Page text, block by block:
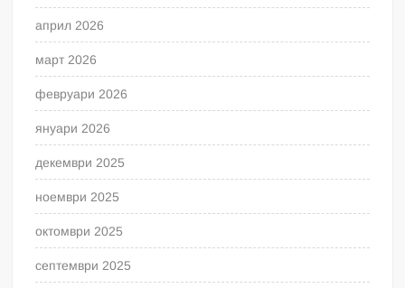
април 2026
март 2026
февруари 2026
януари 2026
декември 2025
ноември 2025
октомври 2025
септември 2025